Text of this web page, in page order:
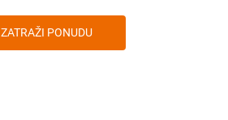
ZATRAŽI PONUDU